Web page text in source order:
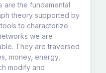
are the fundamental
theory supported by
to characterize
we are
They are traversed
money, energy,
modify and